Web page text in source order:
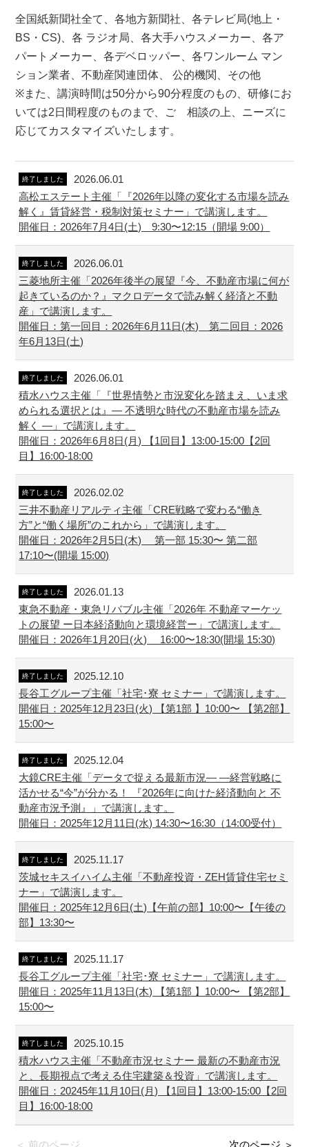
全国紙新聞社全て、各地方新聞社、各テレビ局(地上・
BS・CS)、各 ラジオ局、各大手ハウスメーカー、各ア
パートメーカー、各デベロッパー、各ワンルーム マン
ション業者、不動産関連団体、 公的機関、その他
※また、講演時間は50分から90分程度のもの、研修にお
いては2日間程度のものまで、ご゙相談の上、ニーズに
応じてカスタマイズいたします。
終了しました
2026.06.01
高松エステート主催「『2026年以降の変化する市場を読み
解く』賃貸経営・税制対策セミナー」で講演します。
開催日：2026年7月4日(土) 9:30〜12:15（開場 9:00）
終了しました
2026.06.01
三菱地所主催「2026年後半の展望『今、不動産市場に何が
起きているのか？』マクロデータで読み解く経済と不動
産」で講演します。
開催日：第一回目：2026年6月11日(木) 第二回目：2026
年6月13日(土)
終了しました
2026.06.01
積水ハウス主催「『世界情勢と市況変化を踏まえ、いま求
められる選択とは』― 不透明な時代の不動産市場を読み
解く ―」で講演します。
開催日：2026年6月8日(月) 【1回目】13:00-15:00【2回
目】16:00-18:00
終了しました
2026.02.02
三井不動産リアルティ主催「CRE戦略で変わる“働き
方”と“働く場所”のこれから」で講演します。
開催日：2026年2月5日(木) 第一部 15:30〜 第二部
17:10〜(開場 15:00)
終了しました
2026.01.13
東急不動産・東急リバブル主催「2026年 不動産マーケッ
トの展望 ー日本経済動向と環境経営ー」で講演します。
開催日：2026年1月20日(火) 16:00〜18:30(開場 15:30)
終了しました
2025.12.10
長谷工グループ主催「社宅･寮 セミナー」で講演します。
開催日：2025年12月23日(火) 【第1部 】10:00〜 【第2部】
15:00〜
終了しました
2025.12.04
大鏡CRE主催「データで捉える最新市況― ―経営戦略に
活かせる“今”が分かる！ 『2026年に向けた経済動向と 不
動産市況予測』」で講演します。
開催日：2025年12月11日(水) 14:30〜16:30（14:00受付）
終了しました
2025.11.17
茨城セキスイハイム主催「不動産投資・ZEH賃貸住宅セミ
ナー」で講演します。
開催日：2025年12月6日(土)【午前の部】10:00〜【午後の
部】13:30〜
終了しました
2025.11.17
長谷工グループ主催「社宅･寮 セミナー」で講演します。
開催日：2025年11月13日(木) 【第1部 】10:00〜 【第2部】
15:00〜
終了しました
2025.10.15
積水ハウス主催「不動産市況セミナー 最新の不動産市況
と、長期視点で考える住宅建築＆投資」で講演します。
開催日：20245年11月10日(月) 【1回目】13:00-15:00【2回
目】16:00-18:00
＜ 前のページ 次のページ ＞